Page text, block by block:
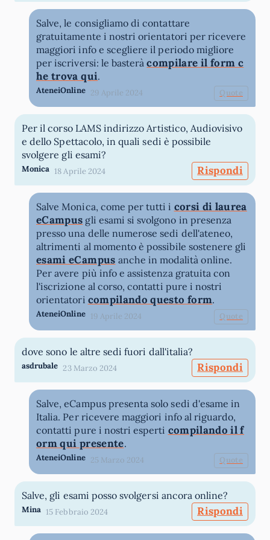
Salve, le consigliamo di contattare
gratuitamente i nostri orientatori per ricevere
maggiori info e scegliere il periodo migliore
per iscriversi: le basteràcompilare il form c
he trova qui.
AteneiOnline 29 Aprile 2024 Quote
Per il corso LAMS indirizzo Artistico, Audiovisivo
e dello Spettacolo, in quali sedi è possibile
svolgere gli esami?
Monica 18 Aprile 2024 Rispondi
Salve Monica, come per tutti i corsi di laurea
eCampus gli esami si svolgono in presenza
presso una delle numerose sedi dell'ateneo,
altrimenti al momento è possibile sostenere gli
esami eCampus anche in modalità online.
Per avere più info e assistenza gratuita con
l'iscrizione al corso, contatti pure i nostri
orientatori compilando questo form.
AteneiOnline 19 Aprile 2024 Quote
dove sono le altre sedi fuori dall'italia?
asdrubale 23 Marzo 2024 Rispondi
Salve, eCampus presenta solo sedi d'esame in
Italia. Per ricevere maggiori info al riguardo,
contatti pure i nostri esperti compilando il f
orm qui presente.
AteneiOnline 25 Marzo 2024 Quote
Salve, gli esami posso svolgersi ancora online?
Mina 15 Febbraio 2024 Rispondi